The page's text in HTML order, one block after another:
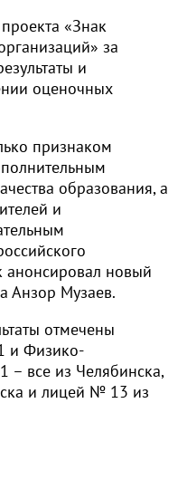
«Знак
за
и
оценочных
признаком
образования, а
и
анонсировал новый
Анзор Музаев.
отмечены
и Физико-
– все из Челябинска,
и лицей № 13 из